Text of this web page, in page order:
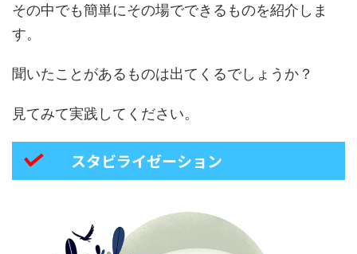
その中でも簡単にその場でできるものを紹介しま
す。
聞いたことがあるものは出てくるでしょうか？
見てみて実践してください。
スタビライゼーション